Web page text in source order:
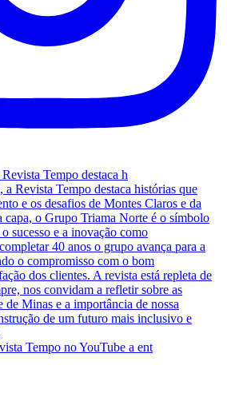
Tempo destaca h
Tempo no YouTube a ent